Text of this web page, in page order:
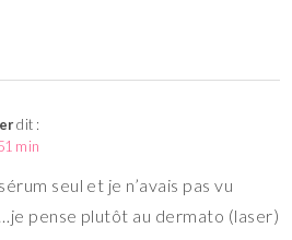
dit :
min
seul et je n’avais pas vu
pense plutôt au dermato (laser)